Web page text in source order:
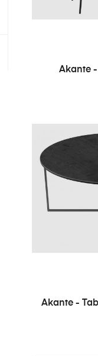
Akante
Akante -